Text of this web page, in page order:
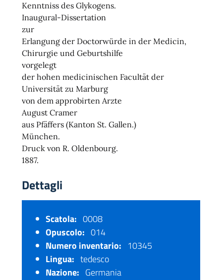
Kenntniss des Glykogens.
Inaugural-Dissertation
zur
Erlangung der Doctorwürde in der Medicin,
Chirurgie und Geburtshilfe
vorgelegt
der hohen medicinischen Facultät der
Universität zu Marburg
von dem approbirten Arzte
August Cramer
aus Pfäffers (Kanton St. Gallen.)
München.
Druck von R. Oldenbourg.
1887.
Dettagli
Scatola: 0008
Opuscolo: 014
Numero inventario: 10345
Lingua: tedesco
Nazione: Germania